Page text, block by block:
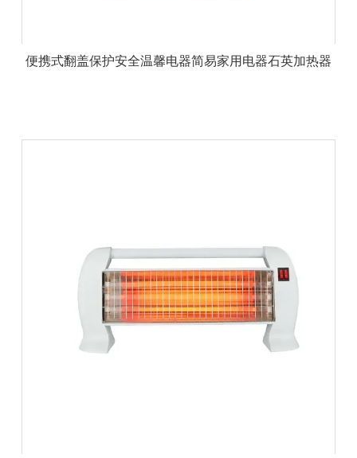
便携式翻盖保护安全温馨电器简易家用电器石英加热器